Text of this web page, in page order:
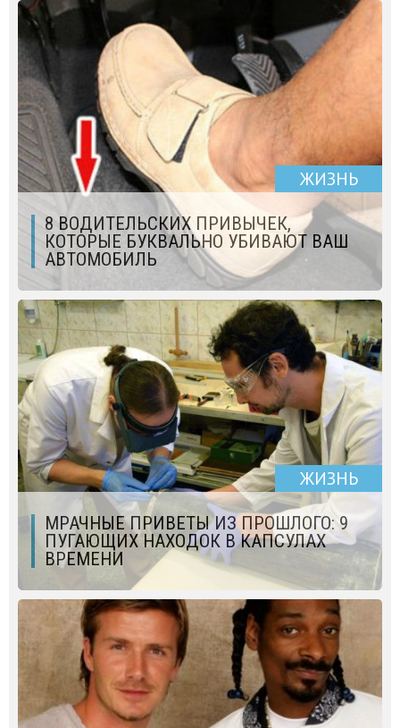
ЖИЗНЬ
8 ВОДИТЕЛЬСКИХ ПРИВЫЧЕК,
КОТОРЫЕ БУКВАЛЬНО УБИВАЮТ ВАШ
АВТОМОБИЛЬ
ЖИЗНЬ
МРАЧНЫЕ ПРИВЕТЫ ИЗ ПРОШЛОГО: 9
ПУГАЮЩИХ НАХОДОК В КАПСУЛАХ
ВРЕМЕНИ